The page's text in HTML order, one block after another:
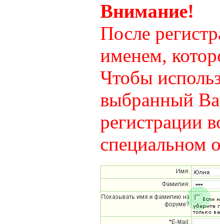
Внимание!
После
именем,
Чтобы
выбранный
регистрации
специальном